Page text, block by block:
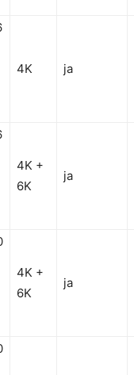
4K ja
4K +
6K
ja
4K +
6K
ja